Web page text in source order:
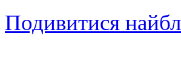
Подивитися